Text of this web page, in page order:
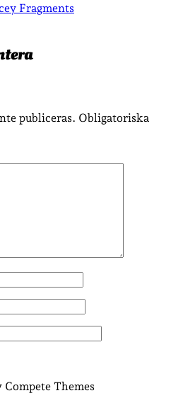
Fragments
publiceras. Obligatoriska
Compete Themes